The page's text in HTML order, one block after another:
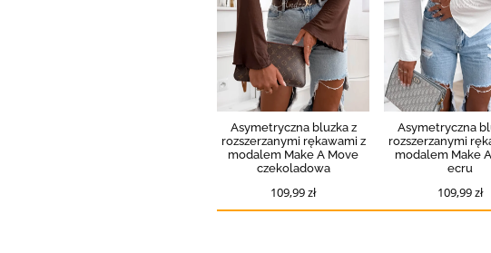
Asymetryczna bluzka z
rozszerzanymi rękawami z
modalem Make A Move
czekoladowa
109,99 zł
Asymetryczna
rozszerzanymi
modalem Make
ecru
109,99 zł